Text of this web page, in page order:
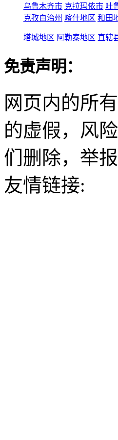
乌鲁木齐市 克拉玛依市 吐
克孜自治州 喀什地区 和田
塔城地区 阿勒泰地区 直辖
免责声明：
网页内的所
的虚假，风
们删除，举
友情链接: